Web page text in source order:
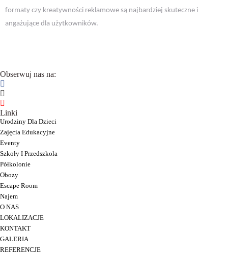
formaty czy kreatywności reklamowe są najbardziej skuteczne i
angażujące dla użytkowników.
Obserwuj nas na:
Linki
Urodziny Dla Dzieci
Zajęcia Edukacyjne
Eventy
Szkoły I Przedszkola
Półkolonie
Obozy
Escape Room
Najem
O NAS
LOKALIZACJE
KONTAKT
GALERIA
REFERENCJE